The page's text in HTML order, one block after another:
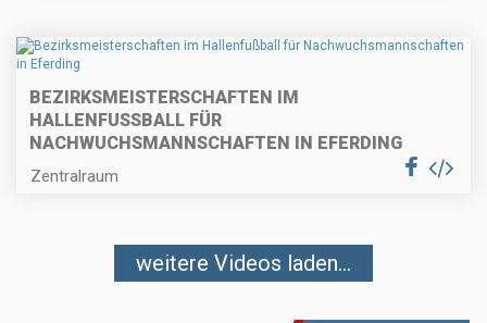
BEZIRKSMEISTERSCHAFTEN IM
HALLENFUSSBALL FÜR N
ACHWUCHSMANNSCHAFTEN IN EFERDING
Zentralraum
weitere Videos laden...